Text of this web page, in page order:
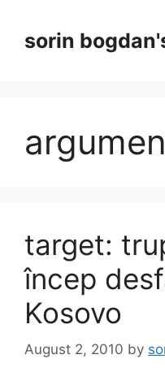
contentsorin
target:
încep
Kosovo
August 2, 2010 by